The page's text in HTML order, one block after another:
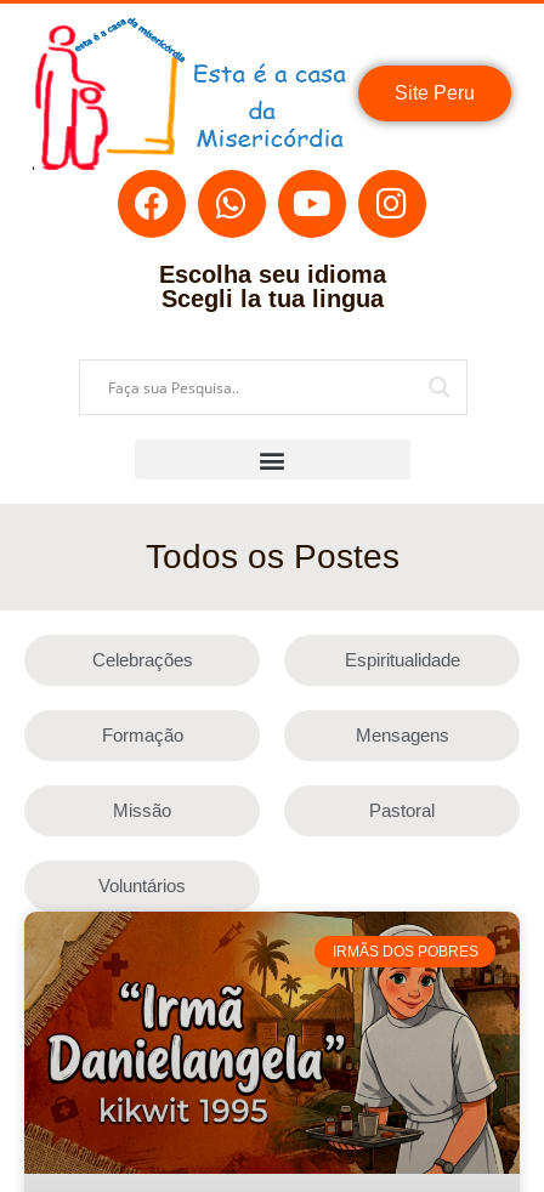
Site Peru
Escolha seu idioma
Scegli la tua lingua
Todos os Postes
Celebrações Espiritualidade
Formação Mensagens
Missão Pastoral
Voluntários
IRMÃS DOS POBRES